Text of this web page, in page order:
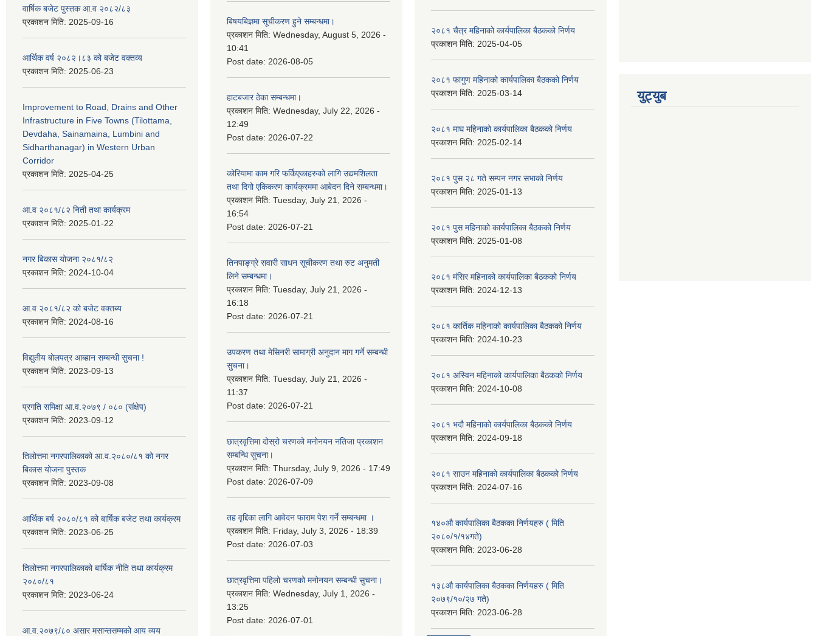
वार्षिक बजेट पुस्तक आ.व २०८२/८३
प्रकाशन मिति: 2025-09-16
आर्थिक वर्ष २०८२।८३ को बजेट वक्तव्य
प्रकाशन मिति: 2025-06-23
Improvement to Road, Drains and Other
Infrastructure in Five Towns (Tilottama,
Devdaha, Sainamaina, Lumbini and
Sidharthanagar) in Western Urban
Corridor
प्रकाशन मिति: 2025-04-25
आ.व २०८१/८२ निती तथा कार्यक्रम
प्रकाशन मिति: 2025-01-22
नगर बिकास योजना २०८१/८२
प्रकाशन मिति: 2024-10-04
आ.व २०८१/८२ को बजेट वक्तब्य
प्रकाशन मिति: 2024-08-16
विद्युतीय बोलपत्र आब्हान सम्बन्धी सुचना !
प्रकाशन मिति: 2023-09-13
प्रगति समिक्षा आ.व.२०७९ / ०८० (संक्षेप)
प्रकाशन मिति: 2023-09-12
तिलोत्तमा नगरपालिकाको आ.व.२०८०/८१ को नगर
बिकास योजना पुस्तक
प्रकाशन मिति: 2023-09-08
आर्थिक बर्ष २०८०/८१ को बार्षिक बजेट तथा कार्यक्रम
प्रकाशन मिति: 2023-06-25
तिलोत्तमा नगरपालिकाको बार्षिक नीति तथा कार्यक्रम
२०८०/८१
प्रकाशन मिति: 2023-06-24
आ.व.२०७९/८० असार मसान्तसम्मको आय व्यय
बिषयबिज्ञमा सूचीकरण हुने सम्बन्धमा।
प्रकाशन मिति: Wednesday, August 5, 2026 -
10:41
Post date: 2026-08-05
हाटबजार ठेका सम्बन्धमा।
प्रकाशन मिति: Wednesday, July 22, 2026 -
12:49
Post date: 2026-07-22
कोरियामा काम गरि फर्किएकाहरुको लागि उद्यमशिलता
तथा दिगो एकिकरण कार्यक्रममा आबेदन दिने सम्बन्धमा।
प्रकाशन मिति: Tuesday, July 21, 2026 -
16:54
Post date: 2026-07-21
तिनपाङ्ग्रे सवारी साधन सूचीकरण तथा रुट अनुमती
लिने सम्बन्धमा।
प्रकाशन मिति: Tuesday, July 21, 2026 -
16:18
Post date: 2026-07-21
उपकरण तथा मेसिनरी सामाग्री अनुदान माग गर्ने सम्बन्धी
सुचना।
प्रकाशन मिति: Tuesday, July 21, 2026 -
11:37
Post date: 2026-07-21
छात्रवृत्तिमा दोस्रो चरणको मनोनयन नतिजा प्रकाशन
सम्बन्धि सुचना।
प्रकाशन मिति: Thursday, July 9, 2026 - 17:49
Post date: 2026-07-09
तह वृद्दिका लागि आवेदन फाराम पेश गर्ने सम्बन्धमा ।
प्रकाशन मिति: Friday, July 3, 2026 - 18:39
Post date: 2026-07-03
छात्रवृत्तिमा पहिलो चरणको मनोनयन सम्बन्धी सुचना।
प्रकाशन मिति: Wednesday, July 1, 2026 -
13:25
Post date: 2026-07-01
२०८१ चैत्र महिनाको कार्यपालिका बैठकको निर्णय
प्रकाशन मिति: 2025-04-05
२०८१ फागुण महिनाको कार्यपालिका बैठकको निर्णय
प्रकाशन मिति: 2025-03-14
२०८१ माघ महिनाको कार्यपालिका बैठकको निर्णय
प्रकाशन मिति: 2025-02-14
२०८१ पुस २८ गते सम्प‍न नगर सभाको निर्णय
प्रकाशन मिति: 2025-01-13
२०८१ पुस महिनाको कार्यपालिका बैठकको निर्णय
प्रकाशन मिति: 2025-01-08
२०८१ मंसिर महिनाको कार्यपालिका बैठकको निर्णय
प्रकाशन मिति: 2024-12-13
२०८१ कार्तिक महिनाको कार्यपालिका बैठकको निर्णय
प्रकाशन मिति: 2024-10-23
२०८१ अस्विन महिनाको कार्यपालिका बैठकको निर्णय
प्रकाशन मिति: 2024-10-08
२०८१ भदौ महिनाको कार्यपालिका बैठकको निर्णय
प्रकाशन मिति: 2024-09-18
२०८१ साउन महिनाको कार्यपालिका बैठकको निर्णय
प्रकाशन मिति: 2024-07-16
१४०औ कार्यपालिका बैठकका निर्णयहरु ( मिति
२०८०/१/१४गते)
प्रकाशन मिति: 2023-06-28
१३८औ कार्यपालिका बैठकका निर्णयहरु ( मिति
२०७९/१०/२७ गते)
प्रकाशन मिति: 2023-06-28
युट्युब